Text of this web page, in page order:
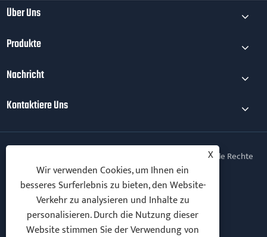
Über Uns
Produkte
Nachricht
Kontaktiere Uns
Copyright © 2025 Ningbo Vanton EV Charger Co., Ltd. Alle Rechte
vorbehalten.
Follow Us
X
Wir verwenden Cookies, um Ihnen ein
besseres Surferlebnis zu bieten, den Website-
Verkehr zu analysieren und Inhalte zu
personalisieren. Durch die Nutzung dieser
Website stimmen Sie der Verwendung von